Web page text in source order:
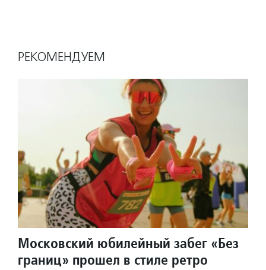
РЕКОМЕНДУЕМ
Московский юбилейный забег «Без
границ» прошел в стиле ретро